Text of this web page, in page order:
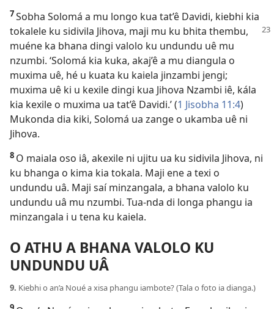
7Sobha Solomá a mu longo kua tat’ê Davidi, kiebhi kia
tokalele ku sidivila Jihova, maji mu ku bhita thembu,
muéne ka bhana dingi valolo ku undundu uê mu
nzumbi. ‘Solomá kia kuka, akaj’ê a mu diangula o
muxima uê, hé u kuata ku kaiela jinzambi jengi;
muxima uê ki u kexile dingi kua Jihova Nzambi iê, kála
kia kexile o muxima ua tat’ê Davidi.’ (1 Jisobha 11:4)
Mukonda dia kiki, Solomá ua zange o ukamba uê ni
Jihova.
8 O maiala oso iâ, akexile ni ujitu ua ku sidivila Jihova, ni
ku bhanga o kima kia tokala. Maji ene a texi o
undundu uâ. Maji saí minzangala, a bhana valolo ku
undundu uâ mu nzumbi. Tua-nda di longa phangu ia
minzangala i u tena ku kaiela.
O ATHU A BHANA VALOLO KU
UNDUNDU UÂ
9. Kiebhi o an’a Noué a xisa phangu iambote? (Tala o foto ia dianga.)